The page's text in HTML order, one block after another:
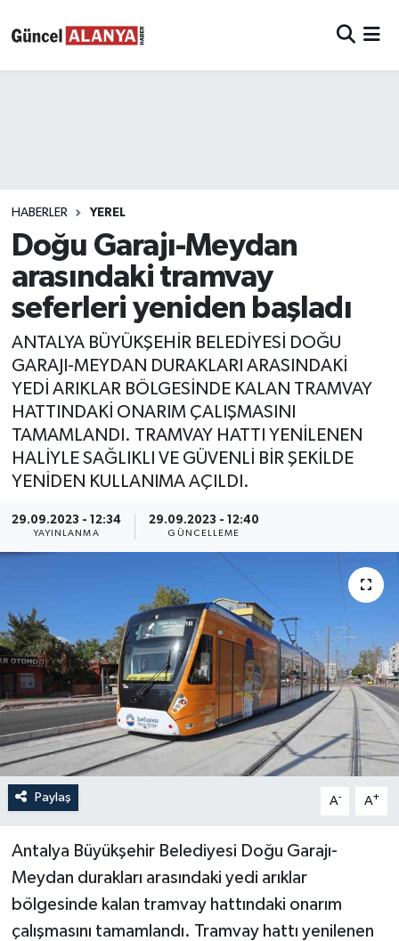
HABERLER YEREL
Doğu Garajı-Meydan
arasındaki tramvay
seferleri yeniden başladı
ANTALYA BÜYÜKŞEHİR BELEDİYESİ DOĞU
GARAJI-MEYDAN DURAKLARI ARASINDAKİ
YEDİ ARIKLAR BÖLGESİNDE KALAN TRAMVAY
HATTINDAKİ ONARIM ÇALIŞMASINI
TAMAMLANDI. TRAMVAY HATTI YENİLENEN
HALİYLE SAĞLIKLI VE GÜVENLİ BİR ŞEKİLDE
YENİDEN KULLANIMA AÇILDI.
29.09.2023 - 12:34
YAYINLANMA
29.09.2023 - 12:40
GÜNCELLEME
Paylaş A- A+
Antalya Büyükşehir Belediyesi Doğu Garajı-
Meydan durakları arasındaki yedi arıklar
bölgesinde kalan tramvay hattındaki onarım
çalışmasını tamamlandı. Tramvay hattı yenilenen